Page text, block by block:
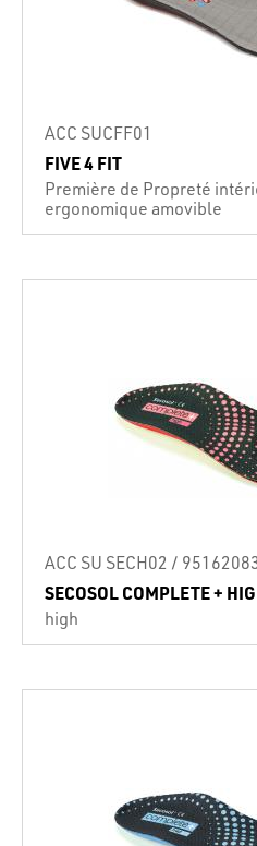
ACC SUCFF01
FIVE 4 FIT
Première de Propreté
ergonomique amovible
ACC SU SECH02 /
SECOSOL COMPLETE +
high